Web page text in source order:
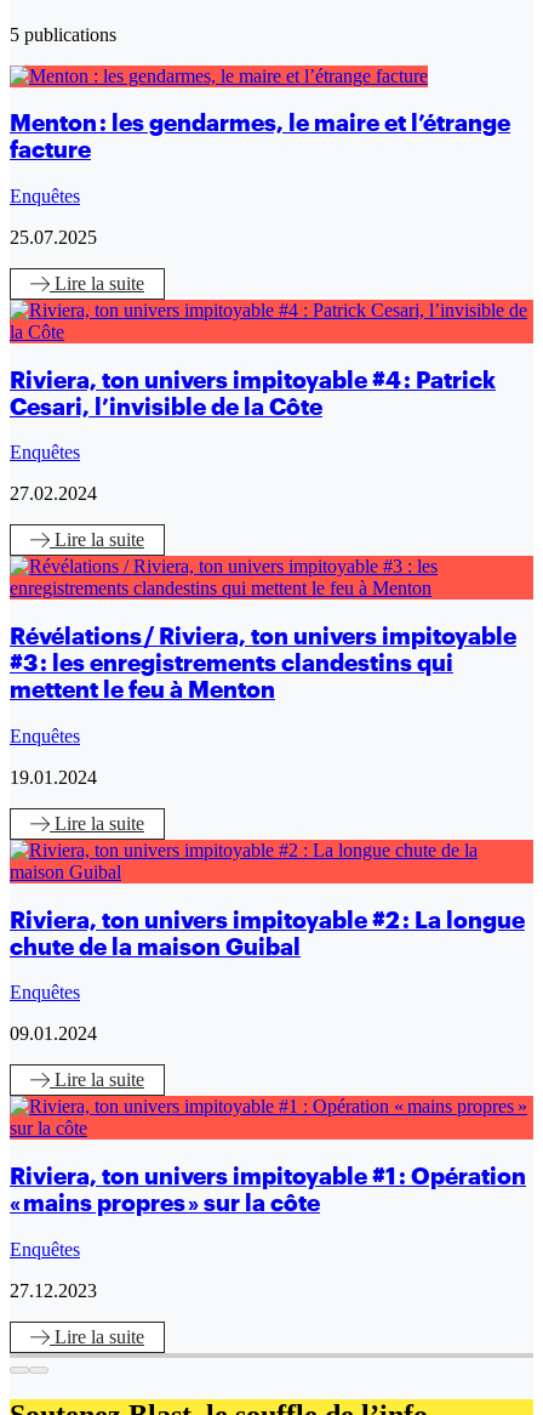
5 publications
Menton : les gendarmes, le maire et l’étrange
facture
Enquêtes
25.07.2025
Lire la suite
Riviera, ton univers impitoyable #4 : Patrick
Cesari, l’invisible de la Côte
Enquêtes
27.02.2024
Lire la suite
Révélations / Riviera, ton univers impitoyable
#3 : les enregistrements clandestins qui
mettent le feu à Menton
Enquêtes
19.01.2024
Lire la suite
Riviera, ton univers impitoyable #2 : La longue
chute de la maison Guibal
Enquêtes
09.01.2024
Lire la suite
Riviera, ton univers impitoyable #1 : Opération
« mains propres » sur la côte
Enquêtes
27.12.2023
Lire la suite